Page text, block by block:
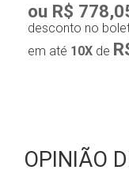
ou R$
desconto no
em até 10X de
OPINIÃO